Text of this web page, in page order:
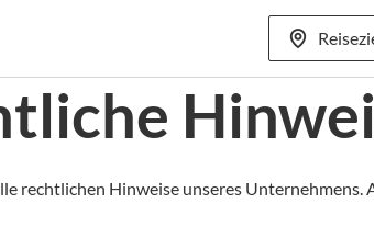
Mehr als 80 Standorte
rechtlichen Hinweise unseres